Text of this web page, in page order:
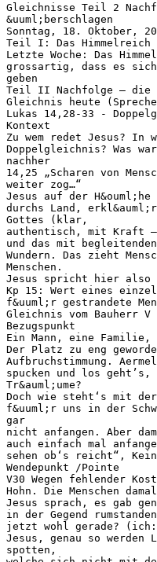
Gleichnisse Teil 2
&uuml;berschlagen
Sonntag, 18. Oktober,
Teil I: Das Himmelreich
Letzte Woche: Das
grossartig, dass es
geben
Teil II Nachfolge – die
Gleichnis heute
Lukas 14,28-33 -
Kontext
Zu wem redet Jesus? In
Doppelgleichnis? Was
nachher
14,25 „Scharen von
weiter zog…“
Jesus auf der
durchs Land,
Gottes (klar,
authentisch, mit Kraft
und das mit
Wundern. Das zieht
Menschen.
Jesus spricht hier also
Kp 15: Wert eines
f&uuml;r gestrandete
Gleichnis vom Bauherr V
Bezugspunkt
Ein Mann, eine Familie,
Der Platz zu eng
Aufbruchstimmung.
spucken und los
Tr&auml;ume?
Doch wie steht‘s mit
f&uuml;r uns in der
gar
nicht anfangen. Aber
auch einfach mal
sehen ob‘s reicht“,
Wendepunkt /Pointe
V30 Wegen fehlender
Hohn. Die Menschen
Jesus sprach, es gab
in der Gegend
jetzt wohl gerade?
Jesus, genau so werden
spotten,